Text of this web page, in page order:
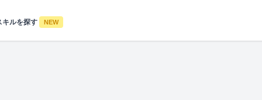
キルを探す NEW